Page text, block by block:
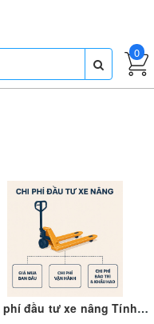
0
Chi phí đầu tư xe nâng Tính toán tổng chi phí sở hữu hiệu quả